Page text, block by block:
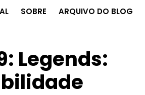
SOBRE ARQUIVO DO BLOG
Legends: